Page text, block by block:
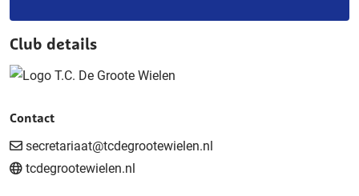
Club details
Contact
secretariaat@tcdegrootewielen.nl
tcdegrootewielen.nl